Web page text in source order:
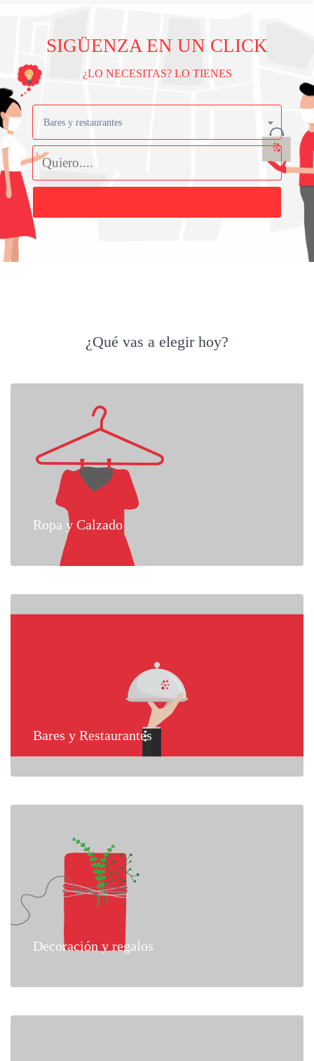
SIGÜENZA EN UN CLICK
¿LO NECESITAS? LO TIENES
Bares y restaurantes
¿Qué vas a elegir hoy?
Ropa y Calzado
Bares y Restaurantes
Decoración y regalos